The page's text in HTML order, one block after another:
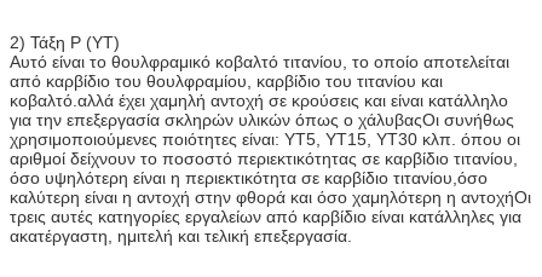
2) Τάξη P (YT)
Αυτό είναι το θουλφραμικό κοβαλτό τιτανίου, το οποίο αποτελείται
από καρβίδιο του θουλφραμίου, καρβίδιο του τιτανίου και
κοβαλτό.αλλά έχει χαμηλή αντοχή σε κρούσεις και είναι κατάλληλο
για την επεξεργασία σκληρών υλικών όπως ο χάλυβαςΟι συνήθως
χρησιμοποιούμενες ποιότητες είναι: YT5, YT15, YT30 κλπ. όπου οι
αριθμοί δείχνουν το ποσοστό περιεκτικότητας σε καρβίδιο τιτανίου,
όσο υψηλότερη είναι η περιεκτικότητα σε καρβίδιο τιτανίου,όσο
καλύτερη είναι η αντοχή στην φθορά και όσο χαμηλότερη η αντοχήΟι
τρεις αυτές κατηγορίες εργαλείων από καρβίδιο είναι κατάλληλες για
ακατέργαστη, ημιτελή και τελική επεξεργασία.